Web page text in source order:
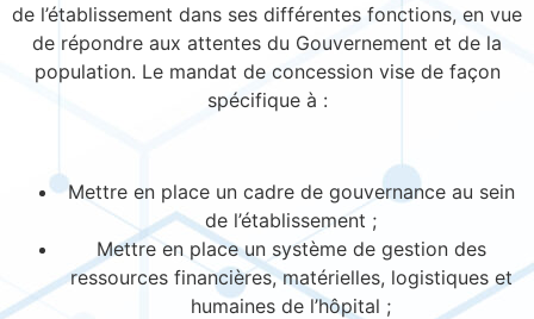
de l’établissement dans ses différentes fonctions, en vue
de répondre aux attentes du Gouvernement et de la
population. Le mandat de concession vise de façon
spécifique à :
Mettre en place un cadre de gouvernance au sein
de l’établissement ;
Mettre en place un système de gestion des
ressources financières, matérielles, logistiques et
humaines de l’hôpital ;